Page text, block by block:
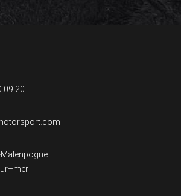
09 20
Malenpogne